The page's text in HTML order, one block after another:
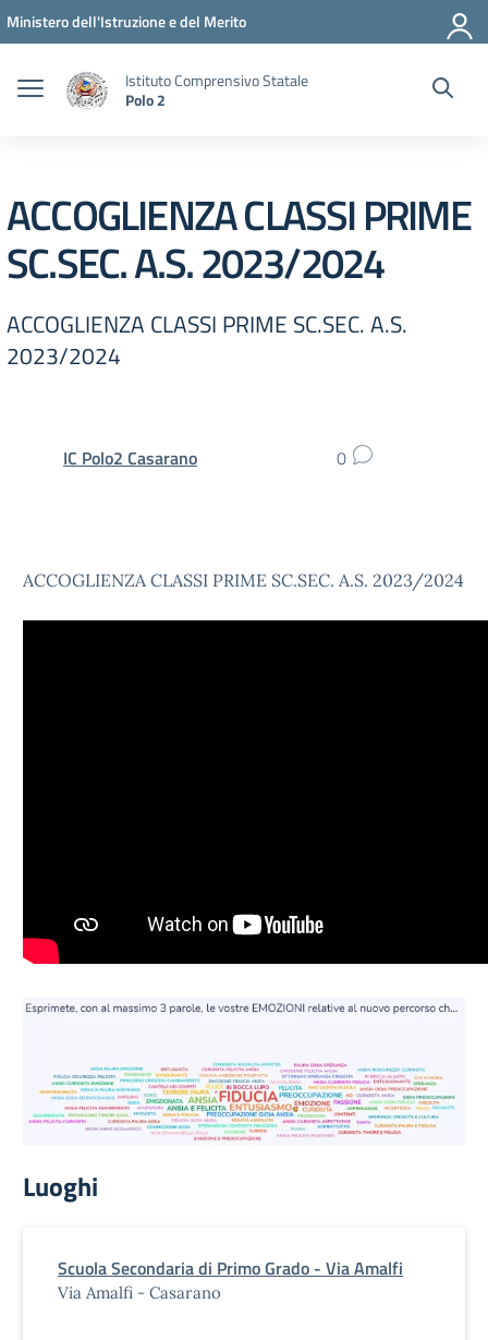
Vai ai contenuti
Vai al menu di navigazione
Vai al footer
Ministero dell'Istruzione e del Merito
Istituto Comprensivo Statale
Polo 2
ACCOGLIENZA CLASSI PRIME
SC.SEC. A.S. 2023/2024
ACCOGLIENZA CLASSI PRIME SC.SEC. A.S.
2023/2024
IC Polo2 Casarano 0
ACCOGLIENZA CLASSI PRIME SC.SEC. A.S. 2023/2024
Luoghi
Scuola Secondaria di Primo Grado - Via Amalfi
Via Amalfi - Casarano